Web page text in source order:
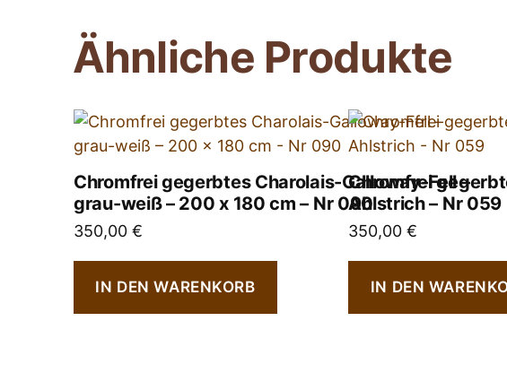
Ähnliche Produkte
Chromfrei gegerbtes Charolais-Galloway-Fell –
grau-weiß – 200 x 180 cm – Nr 090
350,00 €
IN DEN WARENKORB
Chromfrei
Ahlstrich – Nr 059
350,00€
IN DEN